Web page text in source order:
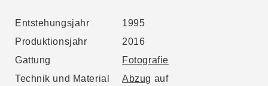
Entstehungsjahr
1995
Produktionsjahr
2016
Gattung
Fotografie
Technik und Material
Abzug auf